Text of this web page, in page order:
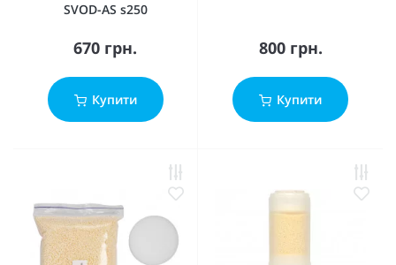
SVOD-AS s250
670 грн.
Купити
800 грн.
Купити